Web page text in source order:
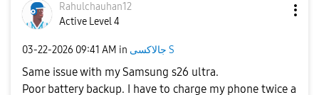
Rahulchauhan12
Active Level 4
‎03-22-2026 09:41 AM in جالاكسى S
Same issue with my Samsung s26 ultra.
Poor battery backup. I have to charge my phone twice a